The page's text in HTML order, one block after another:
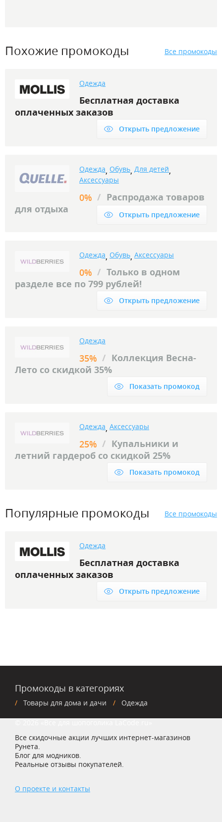
Похожие промокоды Все промокоды
Одежда
Бесплатная доставка
оплаченных заказов
Открыть предложение
Одежда, Обувь, Для детей,
Аксессуары
0% / Распродажа товаров
для отдыха
Открыть предложение
Одежда, Обувь, Аксессуары
0% / Только в одном
разделе все по 799 рублей!
Открыть предложение
Одежда
35% / Коллекция Весна-
Лето со скидкой 35%
Показать промокод
Одежда, Аксессуары
25% / Купальники и
летний гардероб со скидкой 25%
Показать промокод
Популярные промокоды Все промокоды
Одежда
Бесплатная доставка
оплаченных заказов
Открыть предложение
Промокоды в категориях
Товары для дома и дачи Одежда
Все скидочные акции лучших интернет-магазинов
Рунета.
Блог для модников.
Реальные отзывы покупателей.
О проекте и контакты